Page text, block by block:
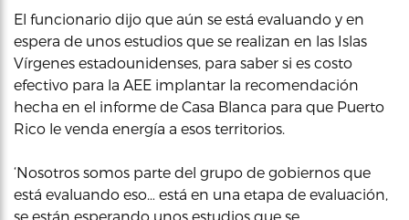
El funcionario dijo que aún se está evaluando y en
espera de unos estudios que se realizan en las Islas
Vírgenes estadounidenses, para saber si es costo
efectivo para la AEE implantar la recomendación
hecha en el informe de Casa Blanca para que Puerto
Rico le venda energía a esos territorios.
‘Nosotros somos parte del grupo de gobiernos que
está evaluando eso… está en una etapa de evaluación,
se están esperando unos estudios que se